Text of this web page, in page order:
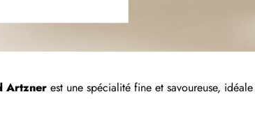
Artznerest une spécialité fine et savoureuse,